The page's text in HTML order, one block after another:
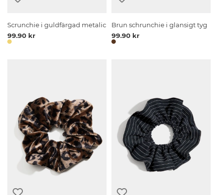
Scrunchie i guldfärgad metalic
99.90 kr
Brun schrunchie i glansigt tyg
99.90 kr